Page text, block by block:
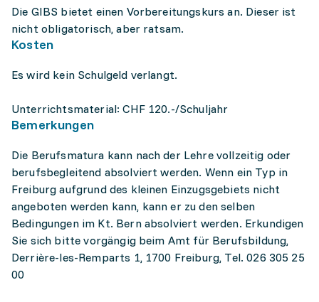
Die GIBS bietet einen Vorbereitungskurs an. Dieser ist
nicht obligatorisch, aber ratsam.
Kosten
Es wird kein Schulgeld verlangt.
Unterrichtsmaterial: CHF 120.-/Schuljahr
Bemerkungen
Die Berufsmatura kann nach der Lehre vollzeitig oder
berufsbegleitend absolviert werden. Wenn ein Typ in
Freiburg aufgrund des kleinen Einzugsgebiets nicht
angeboten werden kann, kann er zu den selben
Bedingungen im Kt. Bern absolviert werden. Erkundigen
Sie sich bitte vorgängig beim Amt für Berufsbildung,
Derrière-les-Remparts 1, 1700 Freiburg, Tel. 026 305 25
00